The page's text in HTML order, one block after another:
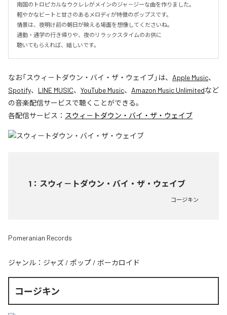
南国のトロピカルなウクレレがメインのジャ－ジーな曲を作りました。
軽やかなビートと甘さのあるメロディが特徴のポップスです。
情景は、夜明け前の朝日が映える場面を想像してくださいね。
通勤・通学の行き帰りや、夜のリラックスタイムのお供に
聴いてもらえれば、嬉しいです。
なお「スウィ－トダウン・バイ・ザ・ウェイブ」は、 Apple Music、
Spotify、 LINE MUSIC、 YouTube Music、 Amazon Music Unlimitedなど
の音楽配信サービスで聴くことができる。
各配信サービス： スウィ－トダウン・バイ・ザ・ウェイブ
1 ： スウィ－トダウン・バイ・ザ・ウェイブ
コージキン
Pomeranian Records
ジャンル： ジャズ / ポップ / ボーカロイド
コージキン